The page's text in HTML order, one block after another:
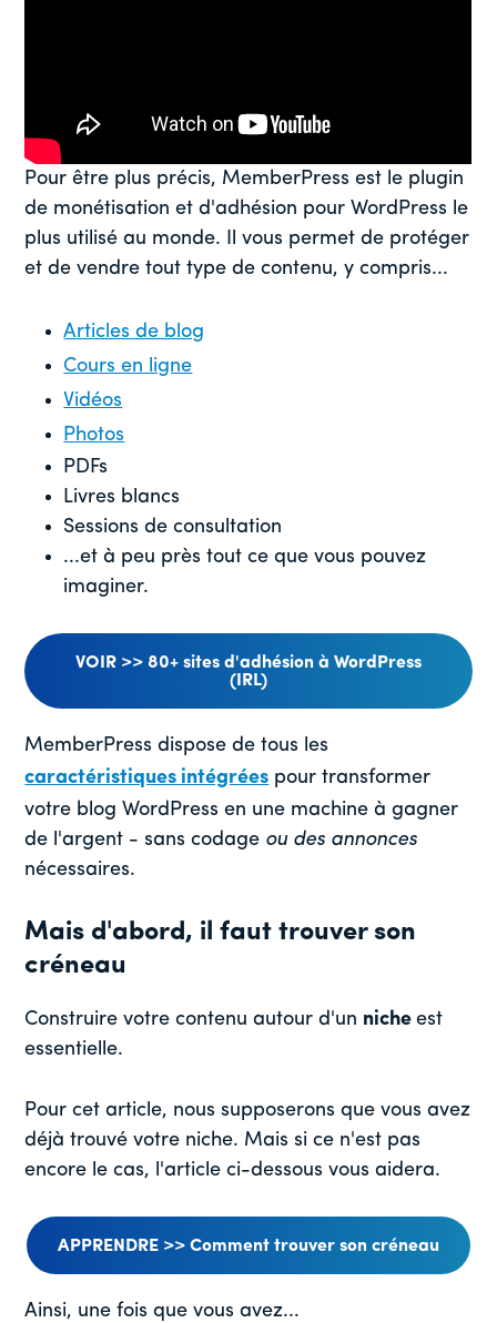
Pour être plus précis, MemberPress est le plugin
de monétisation et d'adhésion pour WordPress le
plus utilisé au monde. Il vous permet de protéger
et de vendre tout type de contenu, y compris...
Articles de blog
Cours en ligne
Vidéos
Photos
PDFs
Livres blancs
Sessions de consultation
...et à peu près tout ce que vous pouvez
imaginer.
VOIR >> 80+ sites d'adhésion à WordPress
(IRL)
MemberPress dispose de tous les
caractéristiques intégrées pour transformer
votre blog WordPress en une machine à gagner
de l'argent - sans codage ou des annonces
nécessaires.
Mais d'abord, il faut trouver son
créneau
Construire votre contenu autour d'un nicheest
essentielle.
Pour cet article, nous supposerons que vous avez
déjà trouvé votre niche. Mais si ce n'est pas
encore le cas, l'article ci-dessous vous aidera.
APPRENDRE >> Comment trouver son créneau
Ainsi, une fois que vous avez...